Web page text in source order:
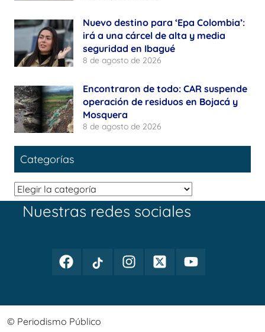
Nuevo destino para ‘Epa Colombia’:
irá a una cárcel de alta y media
seguridad en Ibagué
8 de agosto de 2026
Encontraron de todo: CAR suspende
operación de residuos en Bojacá y
Mosquera
8 de agosto de 2026
Categorías
Categorías
Nuestras redes sociales
FacebookTikTok
InstagramTwitterYoutube
© Periodismo Público